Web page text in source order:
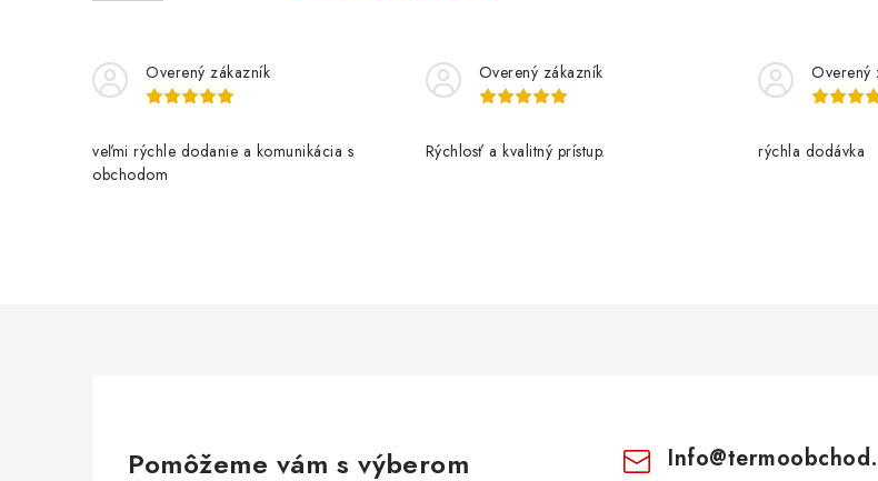
Overený zákazník
veľmi rýchle dodanie a komunikácia s
obchodom
Overený zákazník
Rýchlosť a kvalitný prístup.
Overený
rýchla dodávka
Pomôžeme vám s výberom Info@